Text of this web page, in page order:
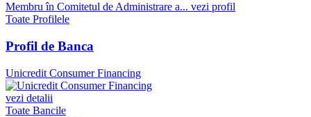
Membru în Comitetul de Administrare a... vezi profil
Toate Profilele
Profil de Banca
Unicredit Consumer Financing
vezi detalii
Toate Bancile